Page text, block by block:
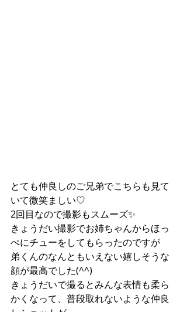
とても仲良しのご兄弟でこちらも見て
いて微笑ましい♡
2回目なので撮影もスムーズ✨
きょうだい撮影でお姉ちゃんからほっ
ぺにチューをしてもらったのですが
弟くんのなんともいえない嬉しそうな
顔が最高でした(^^)
きょうだいで撮るとみんな表情も柔ら
かくなって、普段取れないような仲良